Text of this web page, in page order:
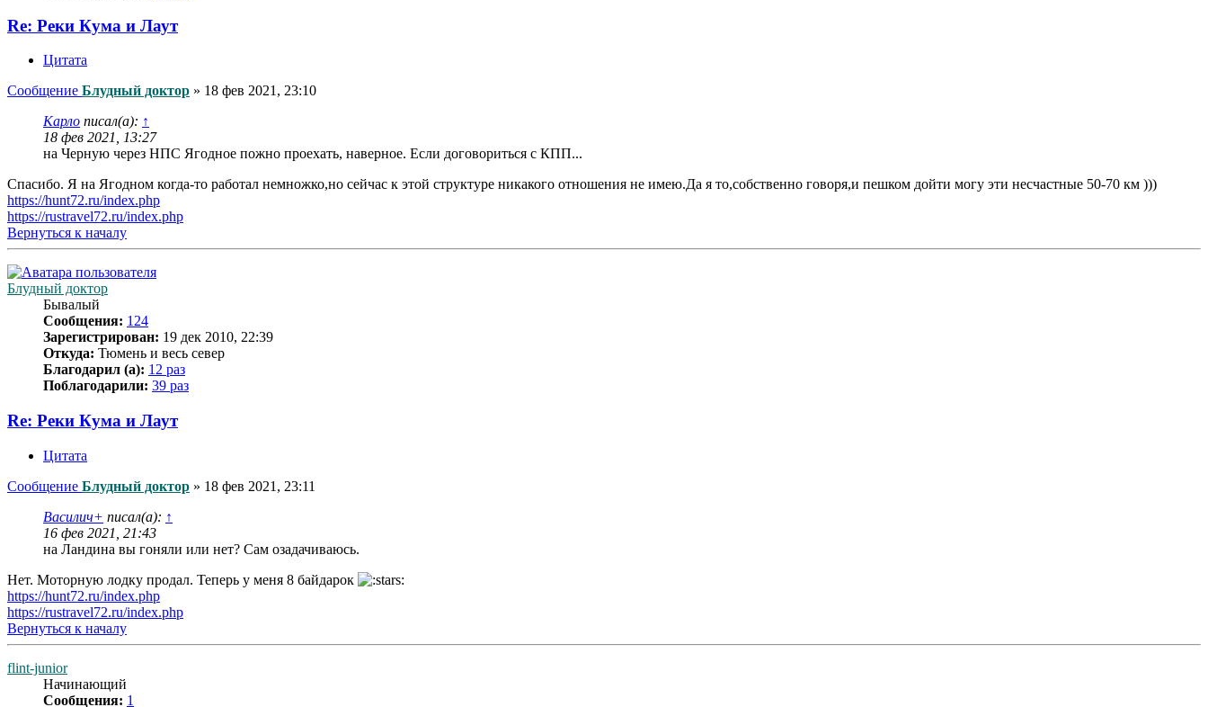
Re: Реки Кума и Лаут
Цитата
Сообщение Блудный доктор » 18 фев 2021, 23:10
Карло писал(а): ↑
18 фев 2021, 13:27
на Черную через НПС Ягодное пожно проехать, наверное. Если договориться с КПП...
Спасибо. Я на Ягодном когда-то работал немножко,но сейчас к этой структуре никакого отношения не имею.Да я то,собственно говоря,и пешком дойти могу эти несчастные 50-70 км )))
https://hunt72.ru/index.php
https://rustravel72.ru/index.php
Вернуться к началу
Блудный доктор
Бывалый
Сообщения: 124
Зарегистрирован: 19 дек 2010, 22:39
Откуда: Тюмень и весь север
Благодарил (а): 12 раз
Поблагодарили: 39 раз
Re: Реки Кума и Лаут
Цитата
Сообщение Блудный доктор » 18 фев 2021, 23:11
Василич+ писал(а): ↑
16 фев 2021, 21:43
на Ландина вы гоняли или нет? Сам озадачиваюсь.
Нет. Моторную лодку продал. Теперь у меня 8 байдарок
https://hunt72.ru/index.php
https://rustravel72.ru/index.php
Вернуться к началу
flint-junior
Начинающий
Сообщения: 1